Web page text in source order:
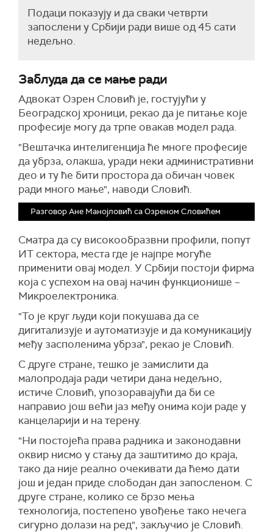
Подаци показују и да сваки четврти
запослени у Србији ради више од 45 сати
недељно.
Заблуда да се мање ради
Адвокат Озрен Словић је, гостујући у
Београдској хроници, рекао да је питање које
професије могу да трпе овакав модел рада.
"Вештачка интелигенција ће многе професије
да убрза, олакша, уради неки административни
део и ту ће бити простора да обичан човек
ради много мање", наводи Словић.
Разговор Ане Манојловић са Озреном Словићем
Сматра да су високообразвни профили, попут
ИТ сектора, места где је најпре могуће
применити овај модел. У Србији постоји фирма
која с успехом на овај начин функционише –
Микроелектроника.
"То је круг људи који покушава да се
дигитализује и аутоматизује и да комуникацију
међу засполенима убрза", рекао је Словић.
С друге стране, тешко је замислити да
малопродаја ради четири дана недељно,
истиче Словић, упозоравајући да би се
направио још већи јаз међу онима који раде у
канцеларији и на терену.
"Ни постојећа права радника и законодавни
оквир нисмо у стању да заштитимо до краја,
тако да није реално очекивати да ћемо дати
још и један приде слободан дан запосленом. С
друге стране, колико се брзо мења
технологија, постепено увођење тако нечега
сигурно долази на ред", закључио је Словић.